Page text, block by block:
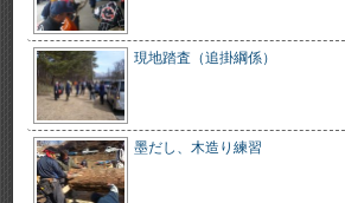
現地踏査（追掛綱係）
墨だし、木造り練習